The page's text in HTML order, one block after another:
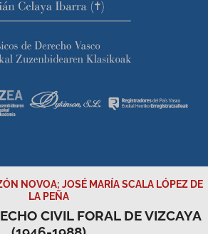
CIVIL FORAL DE VIZCAYA
(1946-1988)